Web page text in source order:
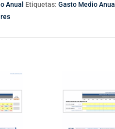
Anual Etiquetas:Gasto Medio Anual